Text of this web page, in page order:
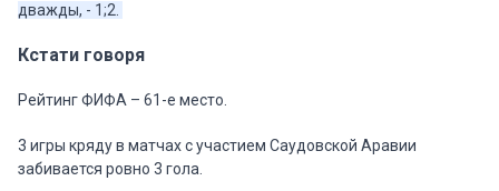
дважды, - 1;2.
Кстати говоря
Рейтинг ФИФА – 61-е место.
3 игры кряду в матчах с участием Саудовской Аравии
забивается ровно 3 гола.